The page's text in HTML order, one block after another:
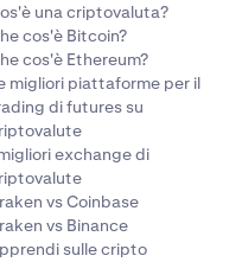
una criptovaluta?
cos'è Bitcoin?
cos'è Ethereum?
migliori piattaforme per il
di futures su
exchange di
vs Coinbase
vs Binance
sulle cripto